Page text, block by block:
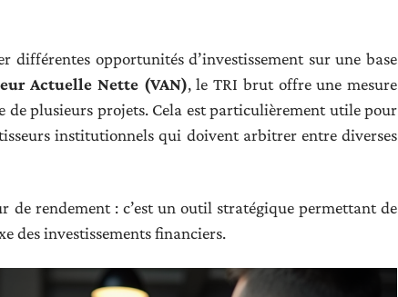
opportunités d’investissement sur une base
Actuelle Nette (VAN), le TRI brut offre une mesure
de plusieurs projets. Cela est particulièrement utile pour
institutionnels qui doivent arbitrer entre diverses
de rendement : c’est un outil stratégique permettant de
des investissements financiers.